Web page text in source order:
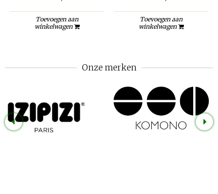
Toevoegen aan
winkelwagen
Toevoegen aan
winkelwagen
Onze merken